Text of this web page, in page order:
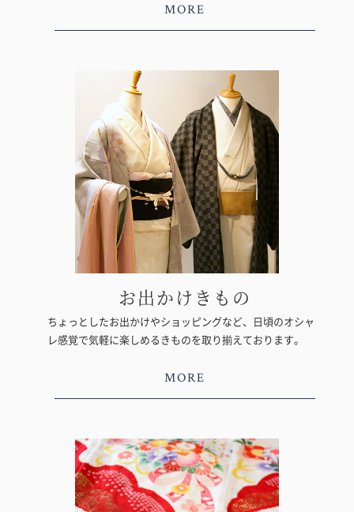
MORE
お出かけきもの
ちょっとしたお出かけやショッピングなど、日頃のオシャ
レ感覚で気軽に楽しめるきものを取り揃えております。
MORE